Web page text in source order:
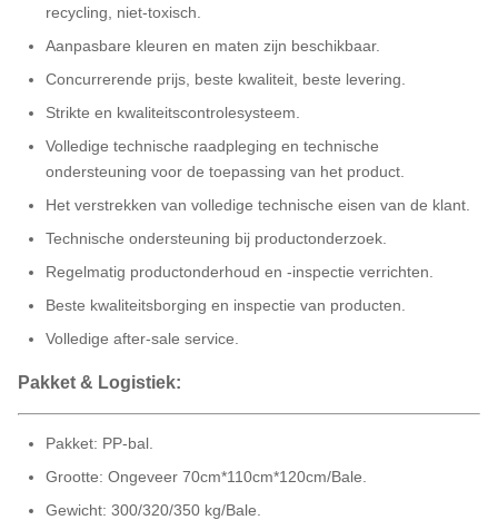
recycling, niet-toxisch.
Aanpasbare kleuren en maten zijn beschikbaar.
Concurrerende prijs, beste kwaliteit, beste levering.
Strikte en kwaliteitscontrolesysteem.
Volledige technische raadpleging en technische
ondersteuning voor de toepassing van het product.
Het verstrekken van volledige technische eisen van de klant.
Technische ondersteuning bij productonderzoek.
Regelmatig productonderhoud en -inspectie verrichten.
Beste kwaliteitsborging en inspectie van producten.
Volledige after-sale service.
Pakket & Logistiek:
Pakket: PP-bal.
Grootte: Ongeveer 70cm*110cm*120cm/Bale.
Gewicht: 300/320/350 kg/Bale.